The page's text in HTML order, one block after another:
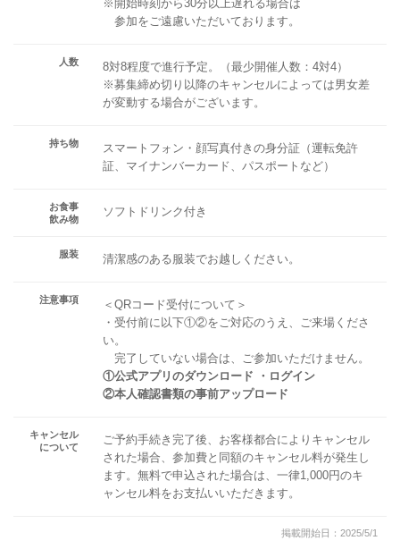
※開始時刻から30分以上遅れる場合は
参加をご遠慮いただいております。
人数
8対8程度で進行予定。（最少開催人数：4対4）
※募集締め切り以降のキャンセルによっては男女差
が変動する場合がございます。
持ち物
スマートフォン・顔写真付きの身分証（運転免許
証、マイナンバーカード、パスポートなど）
お食事
飲み物
ソフトドリンク付き
服装 清潔感のある服装でお越しください。
注意事項
＜QRコード受付について＞
・受付前に以下①②をご対応のうえ、ご来場くださ
い。
完了していない場合は、ご参加いただけません。
①公式アプリのダウンロード ・ログイン
②本人確認書類の事前アップロード
キャンセル
について
ご予約手続き完了後、お客様都合によりキャンセル
された場合、参加費と同額のキャンセル料が発生し
ます。無料で申込された場合は、一律1,000円のキ
ャンセル料をお支払いいただきます。
掲載開始日：2025/5/1